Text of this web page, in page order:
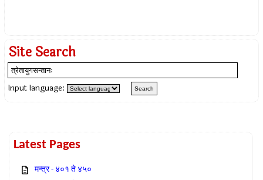
Site Search
Input language:
Latest Pages
मन्त्र - ४०१ ते ४५०